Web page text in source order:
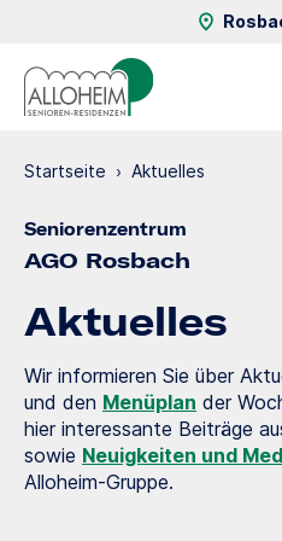
Startseite › Aktuelles
Seniorenzentrum
AGO Rosbach
Aktuelles
Wir informieren Sie über
und den Menüplan der
hier interessante Beiträge
sowie Neuigkeiten und
Alloheim-Gruppe.